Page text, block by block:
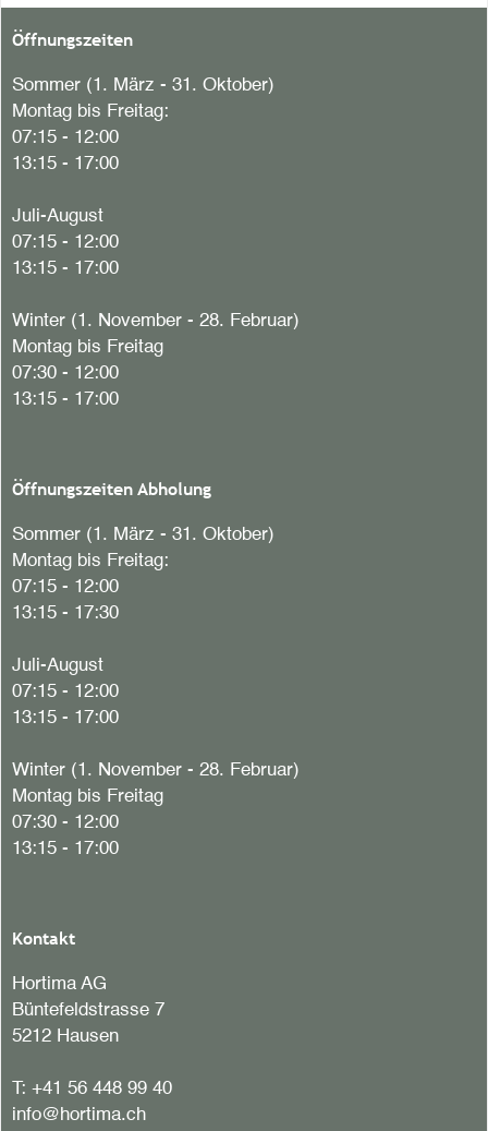
Öffnungszeiten
Sommer (1. März - 31. Oktober)
Montag bis Freitag:
07:15 - 12:00
13:15 - 17:00
Juli-August
07:15 - 12:00
13:15 - 17:00
Winter (1. November - 28. Februar)
Montag bis Freitag
07:30 - 12:00
13:15 - 17:00
Öffnungszeiten Abholung
Sommer (1. März - 31. Oktober)
Montag bis Freitag:
07:15 - 12:00
13:15 - 17:30
Juli-August
07:15 - 12:00
13:15 - 17:00
Winter (1. November - 28. Februar)
Montag bis Freitag
07:30 - 12:00
13:15 - 17:00
Kontakt
Hortima AG
Büntefeldstrasse 7
5212 Hausen
T: +41 56 448 99 40
info@hortima.ch